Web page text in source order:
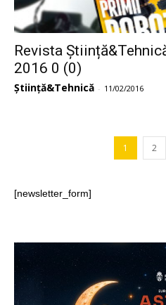
Revista
2016 0 (0)
Știință&Tehnică - 11/02/2016
1 2
[newsletter_form]